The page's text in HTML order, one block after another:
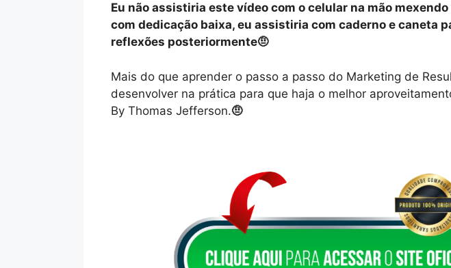
Eu não assistiria este vídeo com o celular na mão
com dedicação baixa, eu assistiria com caderno e caneta
reflexões posteriormente🤨
Mais do que aprender o passo a passo do Marketing de
desenvolver na prática para que haja o melhor
By Thomas Jefferson.🤨